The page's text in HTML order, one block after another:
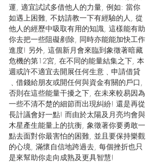
運, 適宜試試多借他人的力量, 例如: 當你
如遇上困難, 不妨請教一下有經驗的人, 從
他人的經歷中吸取有用的知識, 這樣能有助
你去把一些阻礙剷除, 同時亦能能加快工作
進度! 另外, 這個新月會來臨到象徵著暗藏
危機的第12宮, 在不同的能量結集之下, 本
週或許不適宜去開展任何生意﹑申請借貸
﹑借錢給朋友或開任何與資金有關的戶口,
否則在這些能量干擾之下, 在未來較易因為
一些不清不楚的細節而出現糾紛! 還是再從
長計議會好一點! 而由於太陽及月亮均會與
木星產生能量上的抗衡, 象徵著你要勇敢一
點去面對你最害怕的困難, 並且要保持樂觀
的心境, 滿懷自信地跨過去, 每個挫折也只
是來幫助你走向成熟及更具智慧!